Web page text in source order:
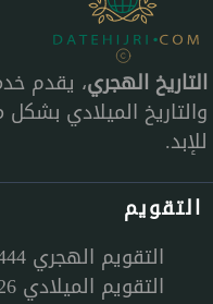
التاريخ الهجري، يقدم
والتاريخ الميلادي
للإبد.
التقويم
التقويم الهجري 1444
التقويم الميلادي 2026